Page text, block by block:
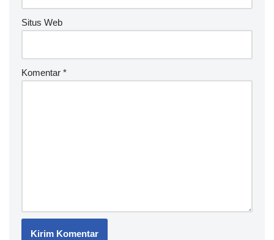
Situs Web
Komentar *